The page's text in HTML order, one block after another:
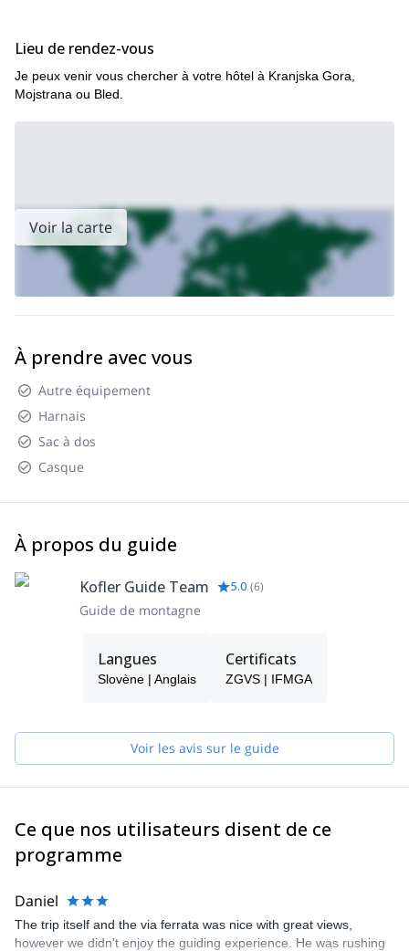
Lieu de rendez-vous
Je peux venir vous chercher à votre hôtel à Kranjska Gora,
Mojstrana ou Bled.
Voir la carte
À prendre avec vous
Autre équipement
Harnais
Sac à dos
Casque
À propos du guide
Kofler Guide Team 5.0 (6)
Guide de montagne
Langues
Slovène | Anglais
Certificats
ZGVS | IFMGA
Voir les avis sur le guide
Ce que nos utilisateurs disent de ce
programme
Daniel
The trip itself and the via ferrata was nice with great views,
however we didn't enjoy the guiding experience. He was rushing